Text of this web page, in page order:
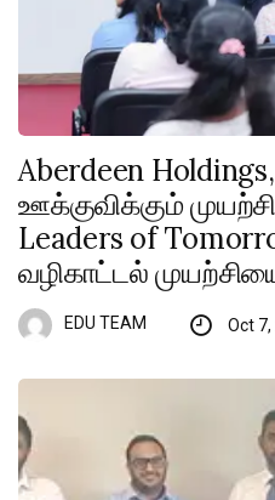
Aberdeen
ஊக்குவிக்கும்
Leaders of
வழிகாட்டல்
EDU TEAM Oct